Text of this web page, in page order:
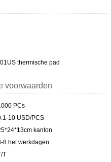
thermische pad
voorwaarden
PCs
10 USD/PCS
kanton
8 het werkdagen
T